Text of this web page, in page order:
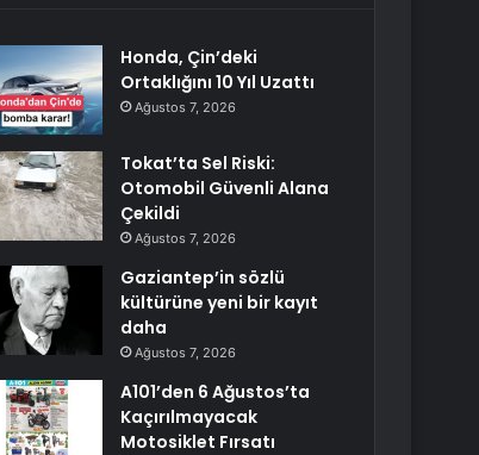
Honda, Çin’deki
Ortaklığını 10 Yıl Uzattı
Ağustos 7, 2026
Tokat’ta Sel Riski:
Otomobil Güvenli Alana
Çekildi
Ağustos 7, 2026
Gaziantep’in sözlü
kültürüne yeni bir kayıt
daha
Ağustos 7, 2026
A101’den 6 Ağustos’ta
Kaçırılmayacak
Motosiklet Fırsatı